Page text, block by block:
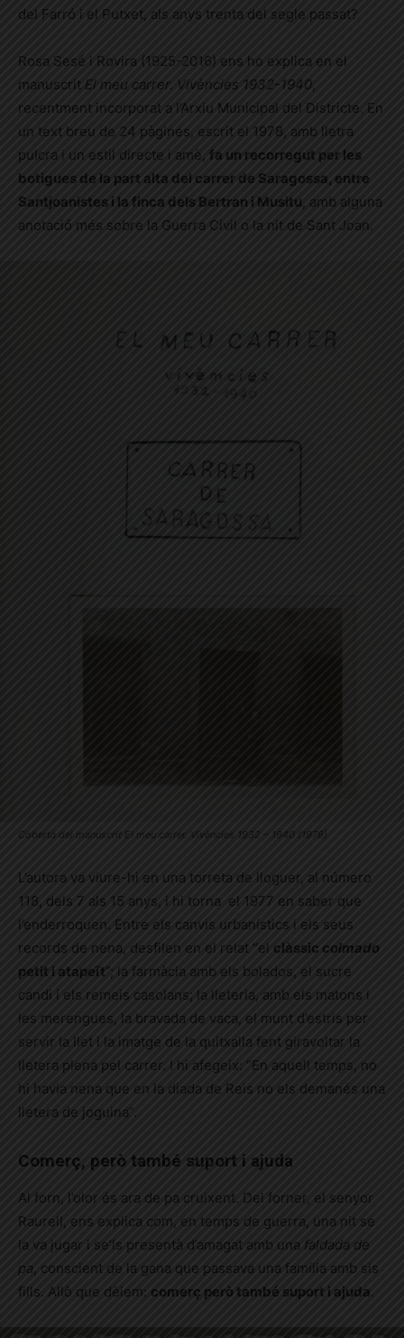
del Farró i el Putxet, als anys trenta del segle passat?
Rosa Sesé i Rovira (1925-2016) ens ho explica en el
manuscrit El meu carrer. Vivències 1932-1940
recentment incorporat a l’Arxiu Municipal del Districte. En
un text breu de 24 pàgines, escrit el 1978, amb lletra
pulcra i un estil directe i amè, fa un recorregut per les
botigues de la part alta del carrer de Saragossa, entre
Santjoanistes i la finca dels Bertran i Musitu , amb alguna
anotació més sobre la Guerra Civil o la nit de Sant Joan.
Coberta del manuscrit El meu carrer. Vivències 1932 – 1940 (1978)
L’autora va viure-hi en una torreta de lloguer, al número
118, dels 7 als 15 anys, i hi torna el 1977 en saber que
l’enderroquen. Entre els canvis urbanístics i els seus
records de nena, desfilen en el relat “el
clàssic colmado
petit i atapeït”; la farmàcia amb els bolados, el sucre
candi i els remeis casolans; la lleteria, amb els matons i
les merengues, la bravada de vaca, el munt d’estris per
servir la llet i la imatge de la quitxalla fent giravoltar la
lletera plena pel carrer. I hi afegeix: “En aquell temps, no
hi havia nena que en la diada de Reis no els demanés una
lletera de joguina”.
Comerç, però també suport i ajuda
Al forn, l’olor és ara de pa cruixent. Del forner, el senyor
Raurell, ens explica com, en temps de guerra, una nit se
la va jugar i se’ls presentà d’amagat amb una faldada de
pa, conscient de la gana que passava una família amb sis
fills. Allò que dèiem: comerç però també suport i ajuda.